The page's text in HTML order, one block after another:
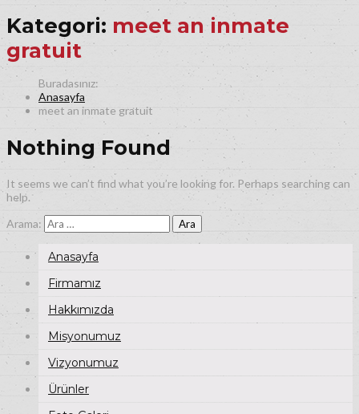
Kategori: meet an inmate
gratuit
Anasayfa
meet an inmate gratuit
Nothing Found
It seems we can’t find what you’re looking for. Perhaps searching can
help.
Arama:
Anasayfa
Firmamız
Hakkımızda
Misyonumuz
Vizyonumuz
Ürünler